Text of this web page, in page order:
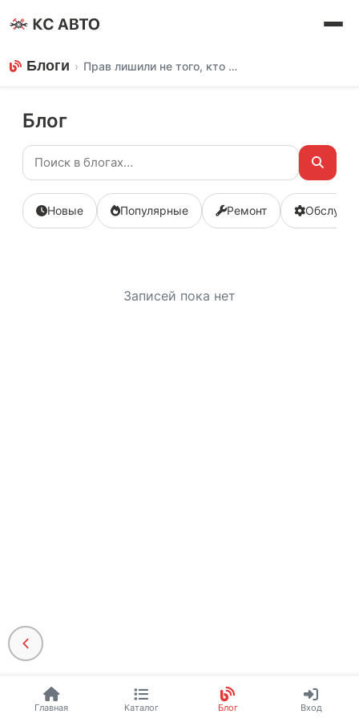
Блоги › Прав лишили не того, кто был пьян
Блог
Новые Популярные Ремонт
Записей пока нет
Главная Каталог Блог Вход